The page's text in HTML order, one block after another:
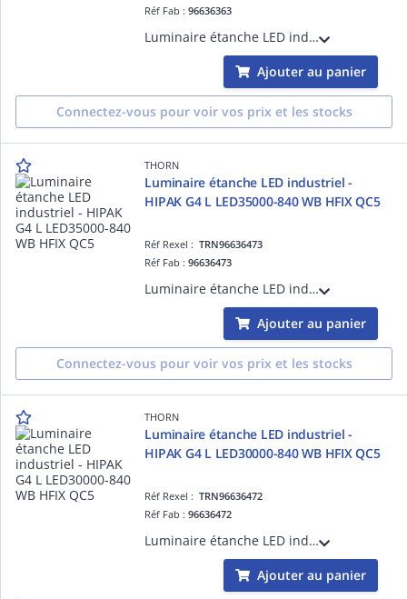
Réf Fab :96636363
Luminaire étanche LED industriel - HIPAK G4 M LED25000-840 WB HFI QC5 - Alimentation pour luminaires LED ¿ 25000 lm ¿ 146.7W ¿ 30° ¿ 4000K ¿ IP65 ¿ version DALI
Ajouter au panier
Connectez-vous pour voir vos prix et les stocks
THORN
Luminaire étanche LED industriel -
HIPAK G4 L LED35000-840 WB HFIX QC5
Réf Rexel :TRN96636473
Réf Fab :96636473
Luminaire étanche LED industriel - HIPAK G4 L LED35000-840 WB HFIX QC5 - Alimentation pour luminaires LED ¿ 35000 lm ¿ 202.6W ¿ 30° ¿ 4000K ¿ IP65 ¿ version DALI
Ajouter au panier
Connectez-vous pour voir vos prix et les stocks
THORN
Luminaire étanche LED industriel -
HIPAK G4 L LED30000-840 WB HFIX QC5
Réf Rexel :TRN96636472
Réf Fab :96636472
Luminaire étanche LED industriel - HIPAK G4 L LED30000-840 WB HFIX QC5 - Alimentation pour luminaires LED ¿ 30000 lm ¿ 170.6W ¿ 30° ¿ 4000K ¿ IP65 ¿ version DALI
Ajouter au panier